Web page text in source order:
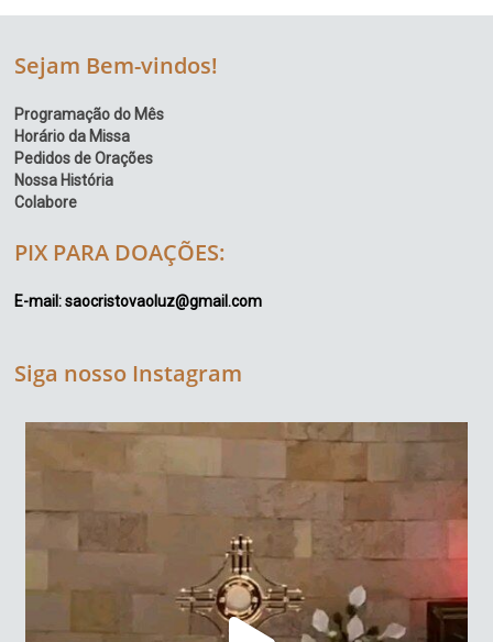
Sejam Bem-vindos!
Programação do Mês
Horário da Missa
Pedidos de Orações
Nossa História
Colabore
PIX PARA DOAÇÕES:
E-mail: saocristovaoluz@gmail.com
Siga nosso Instagram